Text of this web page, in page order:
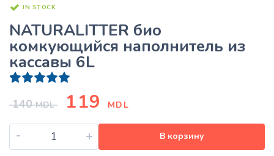
IN STOCK
NATURALITTER био
комкующийся наполнитель из
кассавы 6L
1
140MDL 119 MDL
- + В корзину